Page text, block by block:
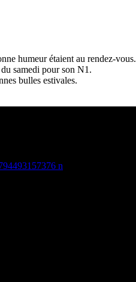
humeur étaient au rendez-vous.
samedi pour son N1.
bulles estivales.